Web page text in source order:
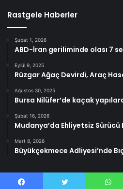
Rastgele Haberler
Şubat 1, 2026
ABD-İran geriliminde olası 7
Eylül 9, 2025
Rüzgar Ağaç Devirdi, Araç
Ağustos 30, 2025
Bursa Nilüfer’de kaçak
Şubat 16, 2026
Mudanya’da Ehliyetsiz
Mart 8, 2026
Büyükçekmece Adliyesi’nde